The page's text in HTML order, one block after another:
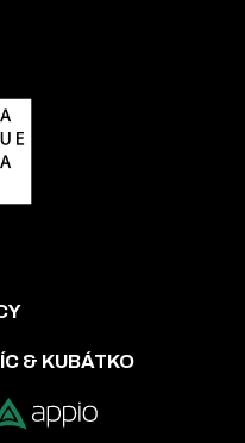
& KUBÁTKO